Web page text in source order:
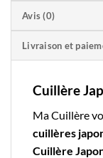
Avis (0)
Livraison et
Cuillère
Ma Cuillère
cuillères
Cuillère